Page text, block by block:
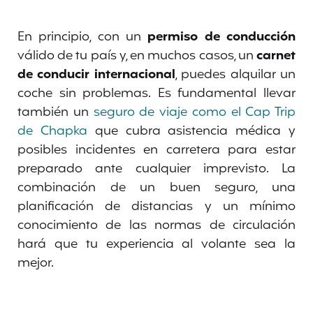
En principio, con un permiso de conducción
válido de tu país y, en muchos casos, uncarnet
de conducir internacional, puedes alquilar un
coche sin problemas. Es fundamental llevar
también un seguro de viaje como el Cap Trip
de Chapka que cubra asistencia médica y
posibles incidentes en carretera para estar
preparado ante cualquier imprevisto. La
combinación de un buen seguro, una
planificación de distancias y un mínimo
conocimiento de las normas de circulación
hará que tu experiencia al volante sea la
mejor.